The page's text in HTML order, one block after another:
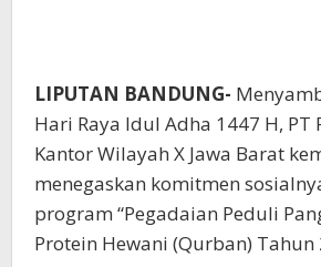
LIPUTAN BANDUNG-
Hari Raya Idul Adha 1447 H, PT
Kantor Wilayah X Jawa Barat
menegaskan komitmen
program “Pegadaian Peduli
Protein Hewani (Qurban) Tahun